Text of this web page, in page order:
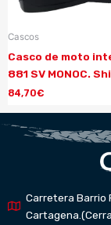
Cascos
Casco de moto
881 SV MONOC.
84,70€
Carretera Barrio